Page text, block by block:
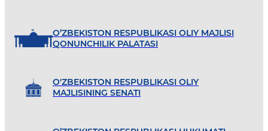
O’ZBEKISTON RESPUBLIKASI OLIY MAJLISI
QONUNCHILIK PALATASI
O'ZBEKISTON RESPUBLIKASI OLIY
MAJLISINING SENATI